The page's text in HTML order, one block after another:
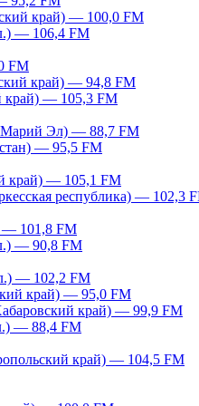
край) — 100,0 FM
— 106,4 FM
FM
край) — 94,8 FM
край) — 105,3 FM
Марий Эл) — 88,7 FM
— 95,5 FM
край) — 105,1 FM
республика) — 102,3
— 101,8 FM
— 90,8 FM
— 102,2 FM
край) — 95,0 FM
край) — 99,9 FM
— 88,4 FM
край) — 104,5 FM